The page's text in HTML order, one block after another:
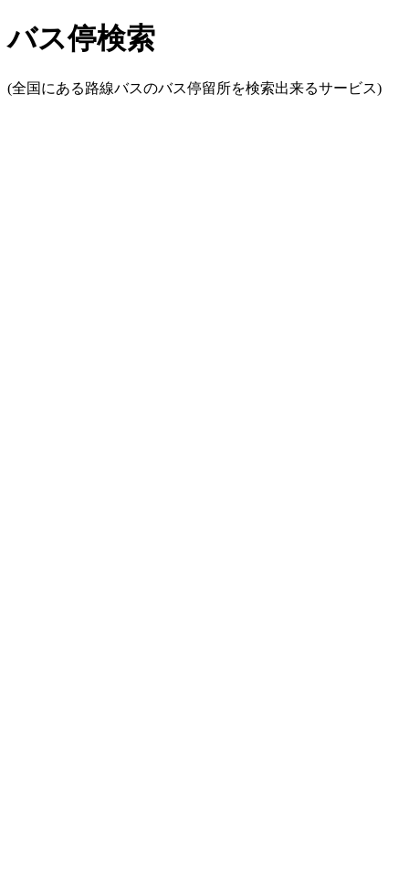
バス停検索
(全国にある路線バスのバス停留所を検索出来るサービス)